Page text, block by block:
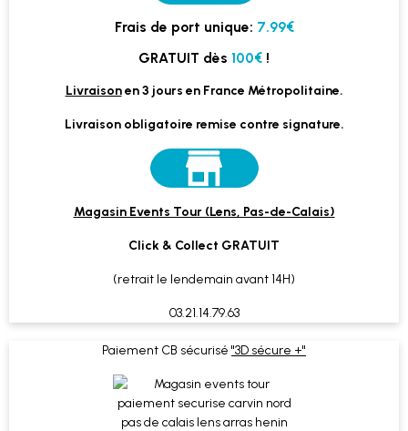
Frais de port unique: 7.99€
GRATUIT dès 100€ !
Livraisonen 3 jours en France Métropolitaine.
Livraison obligatoire remise contre signature.
Magasin Events Tour (Lens, Pas-de-Calais)
Click & Collect GRATUIT
(retrait le lendemain avant 14H)
03.21.14.79.63
Paiement CB sécurisé "3D sécure +"